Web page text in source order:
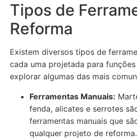
Tipos de
Reforma
Existem diversos tipos de
cada uma projetada para
explorar algumas das mais
Ferramentas Manuais:
fenda, alicates e serrotes
ferramentas manuais que
qualquer projeto de reforma.